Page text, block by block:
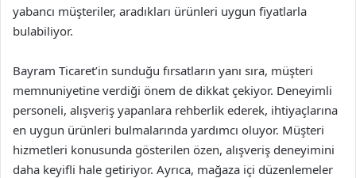
yabancı müşteriler, aradıkları ürünleri uygun fiyatlarla
bulabiliyor.
Bayram Ticaret’in sunduğu fırsatların yanı sıra, müşteri
memnuniyetine verdiği önem de dikkat çekiyor. Deneyimli
personeli, alışveriş yapanlara rehberlik ederek, ihtiyaçlarına
en uygun ürünleri bulmalarında yardımcı oluyor. Müşteri
hizmetleri konusunda gösterilen özen, alışveriş deneyimini
daha keyifli hale getiriyor. Ayrıca, mağaza içi düzenlemeler